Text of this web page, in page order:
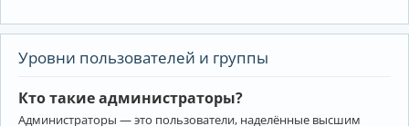
Уровни пользователей и группы
Кто такие администраторы?
Администраторы — это пользователи, наделённые высшим